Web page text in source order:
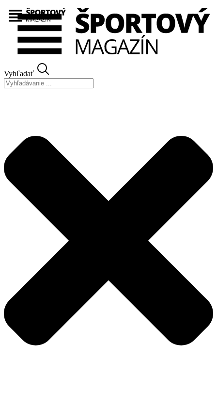
Preskočiť
na
obsah
Vyhľadať